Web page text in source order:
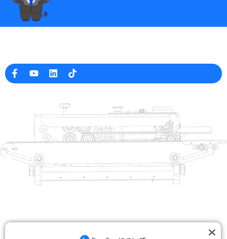
ヘルプリンク
ホーム
製品紹介
ソリューション
ディーラー
お問い合わせ
製品紹介
トレイシーラー
袋閉じシステム
+8613738733841
高雄市大圍路2号
中国浙江省温州市工業区